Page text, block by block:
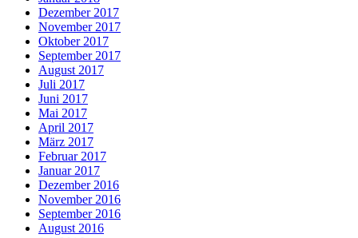
Dezember 2017
November 2017
Oktober 2017
September 2017
August 2017
Juli 2017
Juni 2017
Mai 2017
April 2017
März 2017
Februar 2017
Januar 2017
Dezember 2016
November 2016
September 2016
August 2016